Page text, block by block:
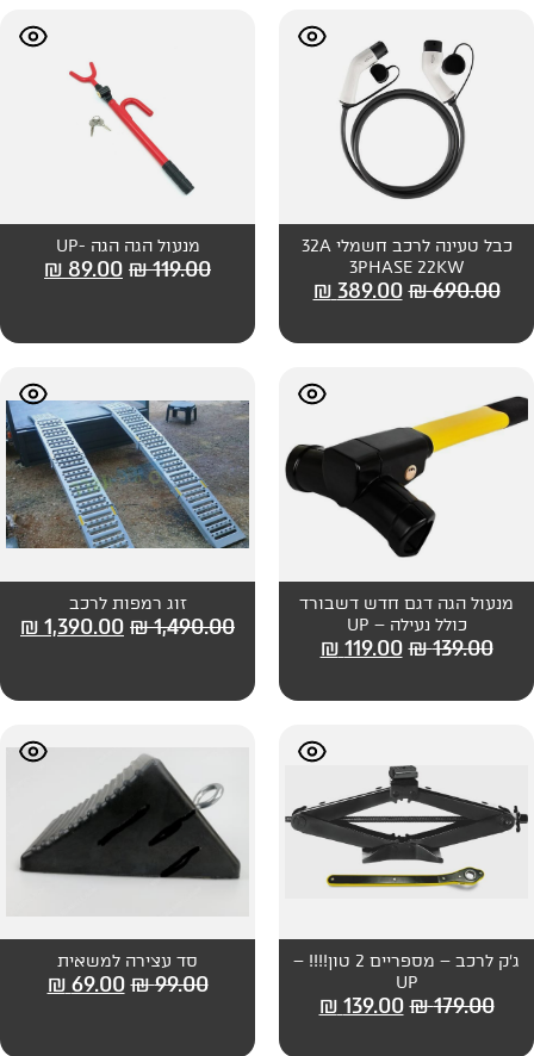
כבל טעינה לרכב חשמלי 32A
₪
מנעול הגה הגה -UP
119.00
₪
דשבורד
₪
זוג רמפות לרכב
1,490.00
1,390.00
₪
ג'ק לרכב – מספריים 2 טון!!!! –
₪
סד עצירה למשאית
₪